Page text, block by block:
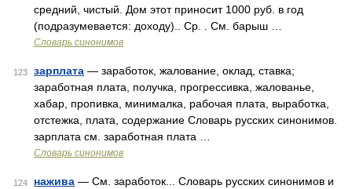
средний, чистый. Дом этот приносит 1000 руб. в год
(подразумевается: доходу).. Ср. . См. барыш …
Словарь синонимов
123 зарплата — заработок, жалование, оклад, ставка;
заработная плата, получка, прогрессивка, жалованье,
хабар, пропивка, минималка, рабочая плата, выработка,
отстежка, плата, содержание Словарь русских синонимов.
зарплата см. заработная плата …
Словарь синонимов
124 нажива — См. заработок... Словарь русских синонимов и